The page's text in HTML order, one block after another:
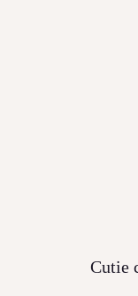
Cutie